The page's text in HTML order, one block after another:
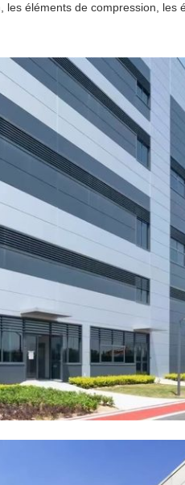
éléments de compression, les